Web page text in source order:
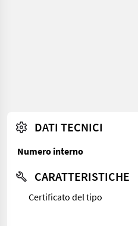
DATI TECNICI
Numero interno
CARATTERISTICHE
Certificato del tipo